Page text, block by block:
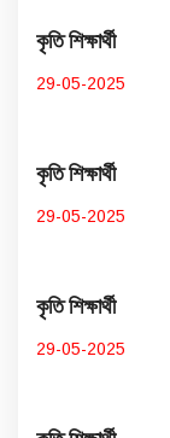
কৃতি শিক্ষার্থী
29-05-2025
কৃতি শিক্ষার্থী
29-05-2025
কৃতি শিক্ষার্থী
29-05-2025